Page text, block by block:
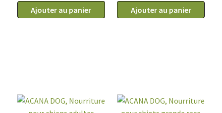
Ajouter au panier Ajouter au panier